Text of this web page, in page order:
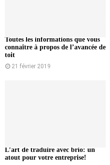
Toutes les informations que vous
connaître à propos de l’avancée de
toit
21 février 2019
L’art de traduire avec brio: un
atout pour votre entreprise!